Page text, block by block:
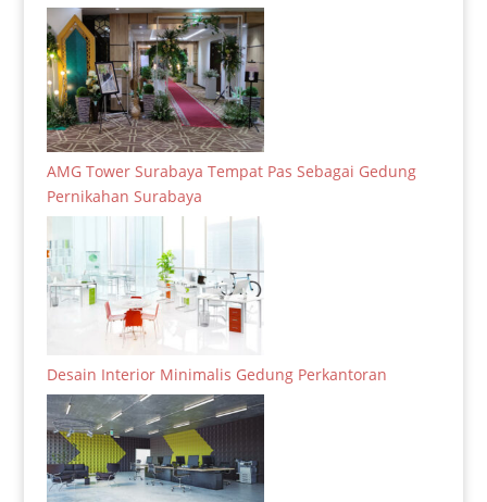
AMG Tower Surabaya Tempat Pas Sebagai Gedung
Pernikahan Surabaya
Desain Interior Minimalis Gedung Perkantoran